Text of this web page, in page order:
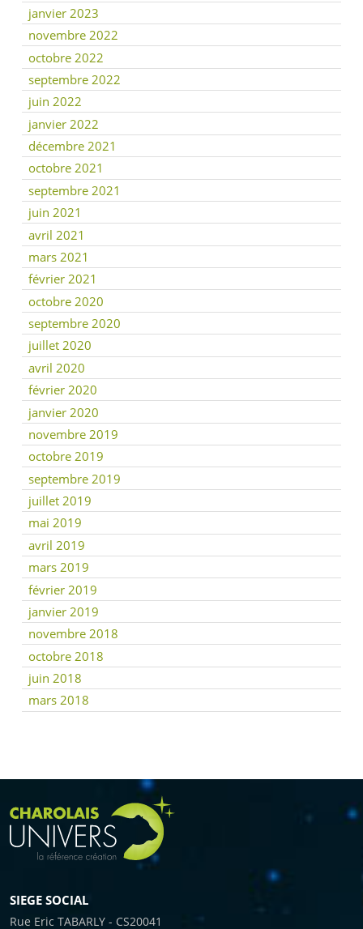
janvier 2023
novembre 2022
octobre 2022
septembre 2022
juin 2022
janvier 2022
décembre 2021
octobre 2021
septembre 2021
juin 2021
avril 2021
mars 2021
février 2021
octobre 2020
septembre 2020
juillet 2020
avril 2020
février 2020
janvier 2020
novembre 2019
octobre 2019
septembre 2019
juillet 2019
mai 2019
avril 2019
mars 2019
février 2019
janvier 2019
novembre 2018
octobre 2018
juin 2018
mars 2018
SIEGE SOCIAL
Rue Eric TABARLY - CS20041